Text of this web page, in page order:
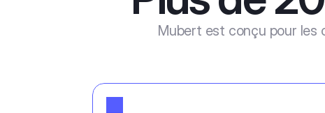
Mubert est conçu pour les